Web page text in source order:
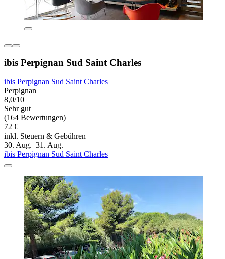
ibis Perpignan Sud Saint Charles
ibis Perpignan Sud Saint Charles
Perpignan
8,0/10
Sehr gut
(164 Bewertungen)
72 €
inkl. Steuern & Gebühren
30. Aug.–31. Aug.
ibis Perpignan Sud Saint Charles